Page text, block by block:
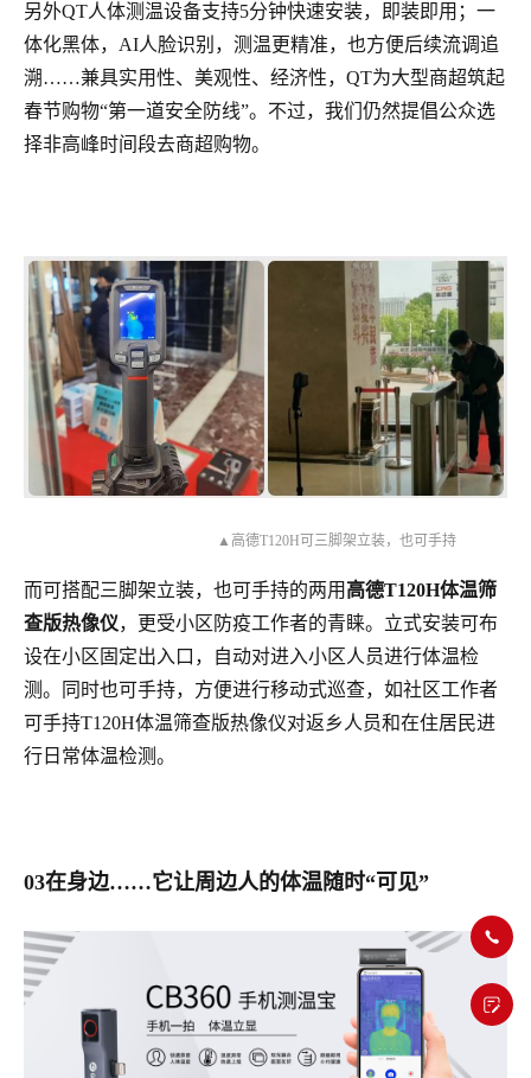
另外QT人体测温设备支持5分钟快速安装，即装即用；一
体化黑体，AI人脸识别，测温更精准，也方便后续流调追
溯……兼具实用性、美观性、经济性，QT为大型商超筑起
春节购物“第一道安全防线”。不过，我们仍然提倡公众选
择非高峰时间段去商超购物。
▲高德T120H可三脚架立装，也可手持
而可搭配三脚架立装，也可手持的两用 高德T120H体温筛
查版热像仪，更受小区防疫工作者的青睐。立式安装可布
设在小区固定出入口，自动对进入小区人员进行体温检
测。同时也可手持，方便进行移动式巡查，如社区工作者
可手持T120H体温筛查版热像仪对返乡人员和在住居民进
行日常体温检测。
03在身边……它让周边人的体温随时“可见”